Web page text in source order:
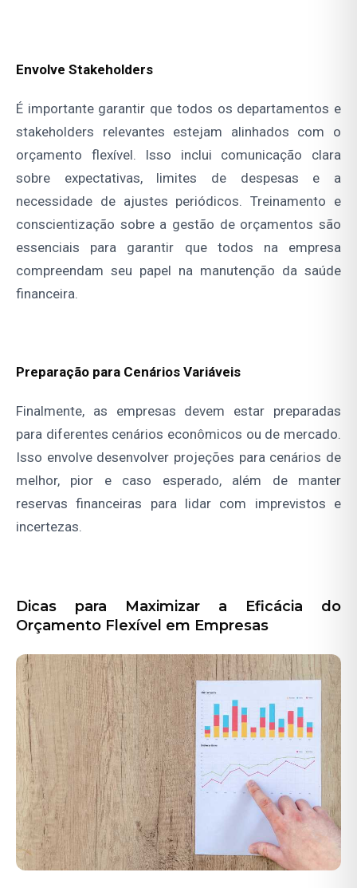
Envolve Stakeholders
É importante garantir que todos os departamentos e
stakeholders relevantes estejam alinhados com o
orçamento flexível. Isso inclui comunicação clara
sobre expectativas, limites de despesas e a
necessidade de ajustes periódicos. Treinamento e
conscientização sobre a gestão de orçamentos são
essenciais para garantir que todos na empresa
compreendam seu papel na manutenção da saúde
financeira.
Preparação para Cenários Variáveis
Finalmente, as empresas devem estar preparadas
para diferentes cenários econômicos ou de mercado.
Isso envolve desenvolver projeções para cenários de
melhor, pior e caso esperado, além de manter
reservas financeiras para lidar com imprevistos e
incertezas.
Dicas para Maximizar a Eficácia do
Orçamento Flexível em Empresas